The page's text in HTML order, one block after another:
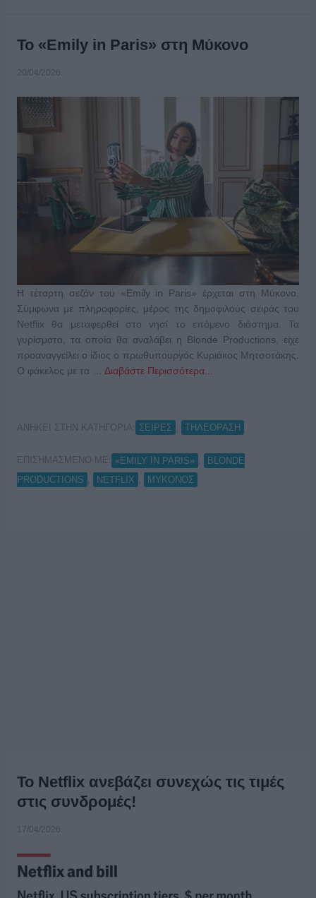
To «Emily in Paris» στη Μύκονο
20/04/2026
H τέταρτη σεζόν του «Emily in Paris» έρχεται στη Μύκονο.
Σύμφωνα με πληροφορίες, μέρος της δημοφιλούς σειράς του
Netflix θα μεταφερθεί στο νησί το επόμενο διάστημα. Τα
γυρίσματα, τα οποία θα αναλάβει η Blonde Productions, είχε
προαναγγείλει ο ίδιος ο πρωθυπουργός Κυριάκος Μητσοτάκης.
Ο φάκελος με τα … Διαβάστε Περισσότερα...
ΑΝΗΚΕΙ ΣΤΗΝ ΚΑΤΗΓΟΡΙΑ: ΣΕΙΡΕΣ ΤΗΛΕΟΡΑΣΗ
ΕΠΙΣΗΜΑΣΜΕΝΟ ΜΕ: «EMILY IN PARIS»
BLONDE
PRODUCTIONS
NETFLIX ΜΥΚΟΝΟΣ
Το Netflix ανεβάζει συνεχώς τις τιμές
στις συνδρομές!
17/04/2026